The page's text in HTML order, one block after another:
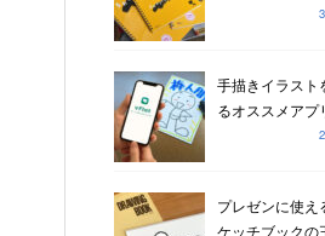
手描きイラスト
るオススメアプ
プレゼンに使え
ケッチブックの